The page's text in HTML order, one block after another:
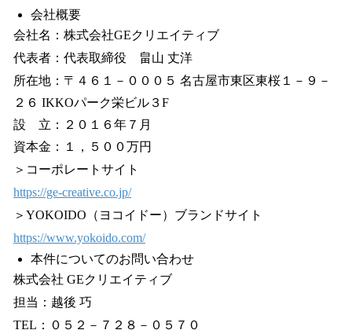
会社概要
会社名：株式会社GEクリエイティブ
代表者：代表取締役 畠山 丈洋
所在地：〒４６１－０００５ 名古屋市東区東桜１－９－
２６ IKKOパーク栄ビル３F
設 立：２０１６年７月
資本金：１，５００万円
＞コーポレートサイト
https://ge-creative.co.jp/
＞YOKOIDO（ヨコイドー）ブランドサイト
https://www.yokoido.com/
本件についてのお問い合わせ
株式会社 GEクリエイティブ
担当：越後 巧
TEL：０５２－７２８－０５７０